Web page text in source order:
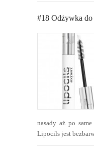
#18 Odżywka
nasady aż po
Lipocils jest